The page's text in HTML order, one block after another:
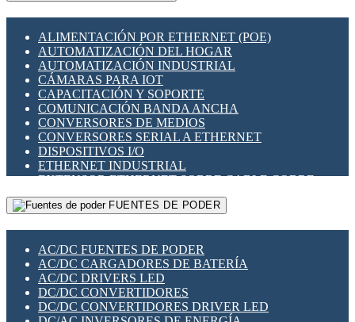
SENSORES INDUCTIVOS
TEMPORIZADORES
VARIACS
VARIADORES DE FRECUENCIA [VDF]
SECCIONADORES - INTERRUPTORES
MAQUINARIA
HERRAMIENTAS VARIAS
ILUMINACIÓN LED
INTERRUPTORES REED
INTERFACES DE RELÉ
OTROS RELÉS
PROTECCIÓN TÉRMICA
RELÉS AUTOMOTRICES
RELÉS DE SEÑAL
RELÉS DE ESTADO SÓLIDO SSR
RELÉS INDUSTRIALES
RELÉS MINIATURA DE POTENCIA
SENSORES MAGNÉTICOS
SWITCH Y MICROSWITCH
TARJETAS PI
UNIÓN Y DERIVACIÓN DE CABLE
ALIMENTACIÓN POR ETHERNET (POE)
AUTOMATIZACIÓN DEL HOGAR
AUTOMATIZACIÓN INDUSTRIAL
CÁMARAS PARA IOT
CAPACITACIÓN Y SOPORTE
COMUNICACIÓN BANDA ANCHA
CONVERSORES DE MEDIOS
CONVERSORES SERIAL A ETHERNET
DISPOSITIVOS I/O
ETHERNET INDUSTRIAL
EXTENSOR ETHERNET SOBRE CABLE COBRE
GATEWAY LORAWAN
GESTIÓN DE REDES
PLACAS MODULARES IOT
SWITCHES Y REDES WIFI
SOLUCIONES IOT
SOLUCIONES LORAWAN
SOLUCIONES RED CELULAR
FUENTES DE PODER
AC/DC FUENTES DE PODER
AC/DC CARGADORES DE BATERÍA
AC/DC DRIVERS LED
DC/DC CONVERTIDORES
DC/DC CONVERTIDORES DRIVER LED